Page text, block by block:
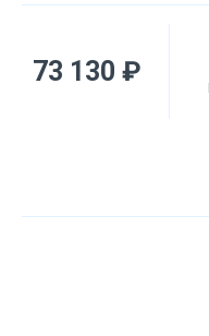
73 130 ₽